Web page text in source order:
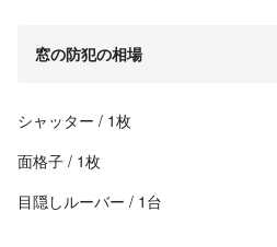
窓の防犯の相場
シャッター / 1枚
面格子 / 1枚
目隠しルーバー / 1台